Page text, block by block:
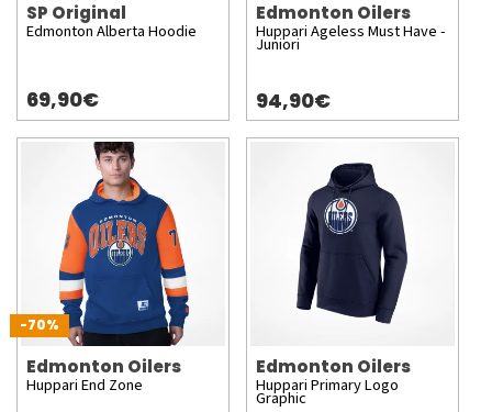
SP Original
Edmonton Alberta Hoodie
69,90€
Edmonton Oilers
Huppari Ageless Must Have -
Juniori
94,90€
-70%
Edmonton Oilers
Huppari End Zone
Edmonton Oilers
Huppari Primary Logo
Graphic